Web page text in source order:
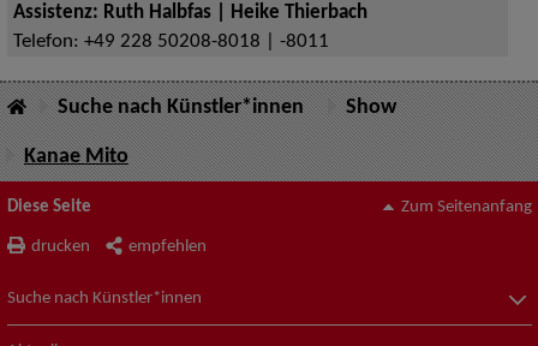
Assistenz: Ruth Halbfas | Heike Thierbach
Telefon: +49 228 50208-8018 | -8011
Suche nach Künstler*innen Show
Kanae Mito
Diese Seite
drucken empfehlen
Zum Seitenanfang
Suche nach Künstler*innen